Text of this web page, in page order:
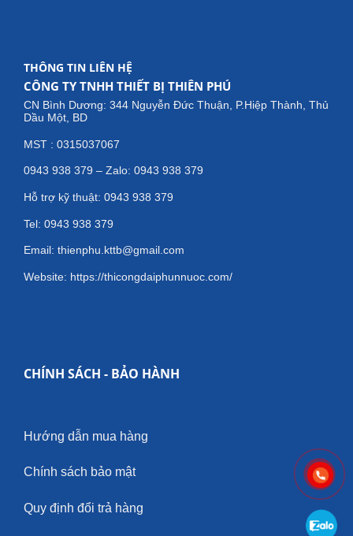
THÔNG TIN LIÊN HỆ
CÔNG TY TNHH THIẾT BỊ THIÊN PHÚ
CN Bình Dương: 344 Nguyễn Đức Thuận, P.Hiệp Thành, Thủ
Dầu Một, BD
MST : 0315037067
0943 938 379 – Zalo: 0943 938 379
Hỗ trợ kỹ thuật: 0943 938 379
Tel: 0943 938 379
Email: thienphu.kttb@gmail.com
Website: https://thicongdaiphunnuoc.com/
CHÍNH SÁCH - BẢO HÀNH
Hướng dẫn mua hàng
Chính sách bảo mật
Quy định đổi trả hàng